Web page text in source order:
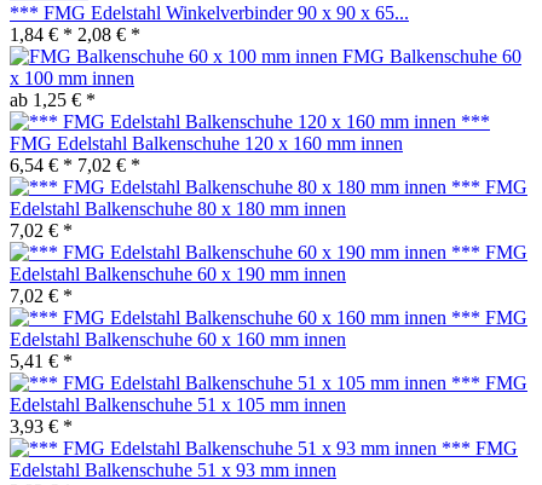
*** FMG Edelstahl Winkelverbinder 90 x 90 x 65...
1,84 € * 2,08 € *
FMG Balkenschuhe 60
x 100 mm innen
ab 1,25 € *
***
FMG Edelstahl Balkenschuhe 120 x 160 mm innen
6,54 € * 7,02 € *
*** FMG
Edelstahl Balkenschuhe 80 x 180 mm innen
7,02 € *
*** FMG
Edelstahl Balkenschuhe 60 x 190 mm innen
7,02 € *
*** FMG
Edelstahl Balkenschuhe 60 x 160 mm innen
5,41 € *
*** FMG
Edelstahl Balkenschuhe 51 x 105 mm innen
3,93 € *
*** FMG
Edelstahl Balkenschuhe 51 x 93 mm innen